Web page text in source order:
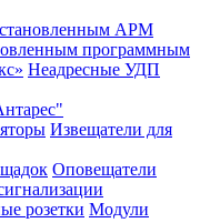
АРМ
программным
Неадресные УДП
Извещатели для
Оповещатели
розетки Модули